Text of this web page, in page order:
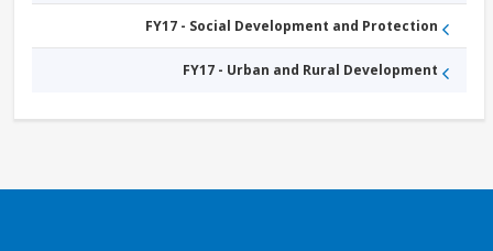
FY17 - Social Development and Protection
FY17 - Urban and Rural Development